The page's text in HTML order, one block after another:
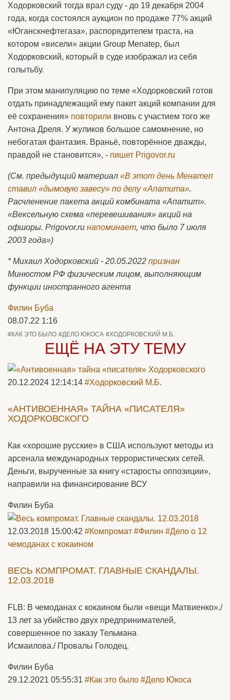
Ходорковский тогда врал суду - до 19 декабря 2004
года, когда состоялся аукцион по продаже 77% акций
«Юганскнефтегаза», распорядителем траста, на
котором «висели» акции Group Menatep, был
Ходорковский, который в суде изображал из себя
голытьбу.
При этом манипуляцию по теме «Ходорковский готов
отдать принадлежащий ему пакет акций компании для
её сохранения» повторили вновь с участием того же
Антона Дреля. У жуликов большое самомнение, но
небогатая фантазия. Враньё, повторённое дважды,
правдой не становится», - пишет Prigovor.ru
(См. предыдущий материал «В этот день Менатеп
ставил «дымовую завесу» по делу «Апатита».
Расчленение пакета акций комбината «Апатит».
«Вексельную схема «перевешивания» акций на
офшоры. Prigovor.ru напоминает, что было 7 июля
2003 года»)
* Михаил Ходорковский - 20.05.2022 признан
Минюстом РФ физическим лицом, выполняющим
функции иностранного агента
Филин Буба
08.07.22 1:16
#КАК ЭТО БЫЛО #ДЕЛО ЮКОСА #ХОДОРКОВСКИЙ М.Б.
ЕЩЁ НА ЭТУ ТЕМУ
20.12.2024 12:14:14 #Ходорковский М.Б.
«АНТИВОЕННАЯ» ТАЙНА «ПИСАТЕЛЯ»
ХОДОРКОВСКОГО
Как «хорошие русские» в США используют методы из
арсенала международных террористических сетей.
Деньги, вырученные за книгу «старосты оппозиции»,
направили на финансирование ВСУ
Филин Буба
12.03.2018 15:00:42 #Компромат #Филин #Дело о 12
чемоданах с кокаином
ВЕСЬ КОМПРОМАТ. ГЛАВНЫЕ СКАНДАЛЫ.
12.03.2018
FLB: В чемоданах с кокаином были «вещи Матвиенко»./
13 лет за убийство двух предпринимателей,
совершенное по заказу Тельмана
Исмаилова./ Провалы Голодец.
Филин Буба
29.12.2021 05:55:31 #Как это было #Дело Юкоса